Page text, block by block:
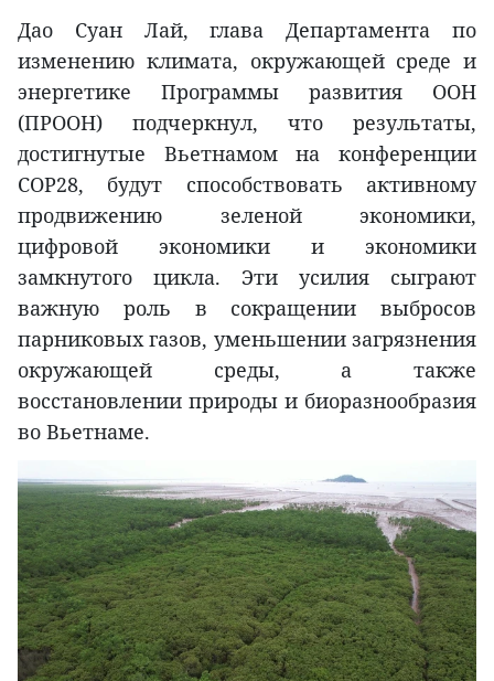
Дао Суан Лай, глава Департамента по
изменению климата, окружающей среде и
энергетике Программы развития ООН
(ПРООН) подчеркнул, что результаты,
достигнутые Вьетнамом на конференции
COP28, будут способствовать активному
продвижению зеленой экономики,
цифровой экономики и экономики
замкнутого цикла. Эти усилия сыграют
важную роль в сокращении выбросов
парниковых газов, уменьшении загрязнения
окружающей среды, а также
восстановлении природы и биоразнообразия
во Вьетнаме.